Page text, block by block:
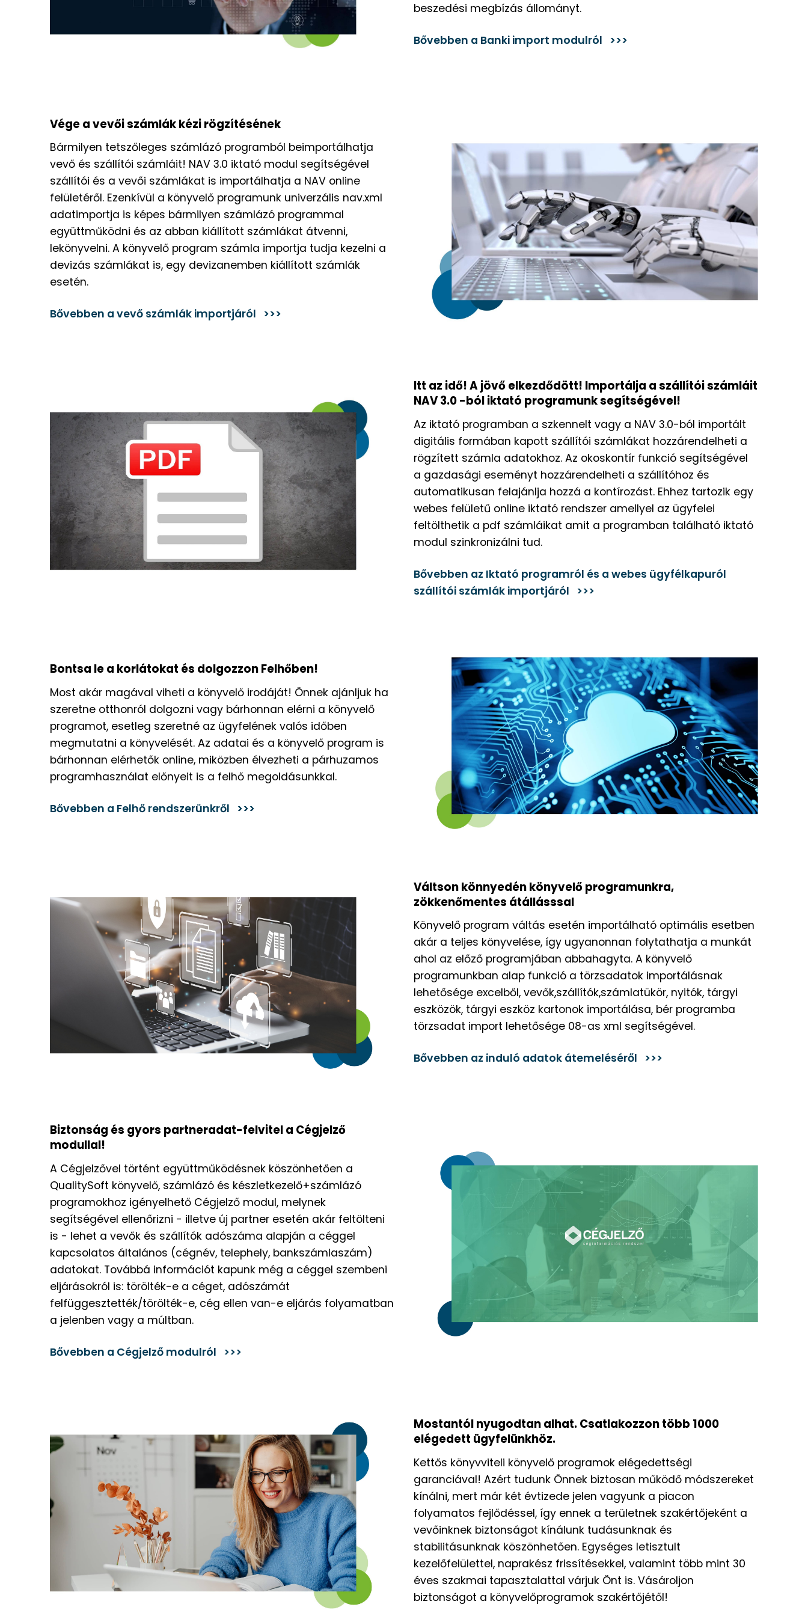
beszedési megbízás állományt.
Bővebben a Banki import modulról >>>
Vége a vevői számlák kézi rögzítésének
Bármilyen tetszőleges számlázó programból beimportálhatja
vevő és szállítói számláit! NAV 3.0 iktató modul segítségével
szállítói és a vevői számlákat is importálhatja a NAV online
felületéről. Ezenkívül a könyvelő programunk univerzális nav.xml
adatimportja is képes bármilyen számlázó programmal
együttműködni és az abban kiállított számlákat átvenni,
lekönyvelni. A könyvelő program számla importja tudja kezelni a
devizás számlákat is, egy devizanemben kiállított számlák
esetén.
Bővebben a vevő számlák importjáról >>>
Itt az idő! A jövő elkezdődött! Importálja a szállítói számláit
NAV 3.0 -ból iktató programunk segítségével!
Az iktató programban a szkennelt vagy a NAV 3.0-ból importált
digitális formában kapott szállítói számlákat hozzárendelheti a
rögzített számla adatokhoz. Az okoskontír funkció segítségével
a gazdasági eseményt hozzárendelheti a szállítóhoz és
automatikusan felajánlja hozzá a kontírozást. Ehhez tartozik egy
webes felületű online iktató rendszer amellyel az ügyfelei
feltölthetik a pdf számláikat amit a programban található iktató
modul szinkronizálni tud.
Bővebben az Iktató programról és a webes ügyfélkapuról
szállítói számlák importjáról >>>
Bontsa le a korlátokat és dolgozzon Felhőben!
Most akár magával viheti a könyvelő irodáját! Önnek ajánljuk ha
szeretne otthonról dolgozni vagy bárhonnan elérni a könyvelő
programot, esetleg szeretné az ügyfelének valós időben
megmutatni a könyvelését. Az adatai és a könyvelő program is
bárhonnan elérhetők online, miközben élvezheti a párhuzamos
programhasználat előnyeit is a felhő megoldásunkkal.
Bővebben a Felhő rendszerünkről >>>
Váltson könnyedén könyvelő programunkra,
zökkenőmentes átállásssal
Könyvelő program váltás esetén importálható optimális esetben
akár a teljes könyvelése, így ugyanonnan folytathatja a munkát
ahol az előző programjában abbahagyta. A könyvelő
programunkban alap funkció a törzsadatok importálásnak
lehetősége excelből, vevők,szállítók,számlatükör, nyitók, tárgyi
eszközök, tárgyi eszköz kartonok importálása, bér programba
törzsadat import lehetősége 08-as xml segítségével.
Bővebben az induló adatok átemeléséről >>>
Biztonság és gyors partneradat-felvitel a Cégjelző
modullal!
A Cégjelzővel történt együttműködésnek köszönhetően a
QualitySoft könyvelő, számlázó és készletkezelő+számlázó
programokhoz igényelhető Cégjelző modul, melynek
segítségével ellenőrizni - illetve új partner esetén akár feltölteni
is - lehet a vevők és szállítók adószáma alapján a céggel
kapcsolatos általános (cégnév, telephely, bankszámlaszám)
adatokat. Továbbá információt kapunk még a céggel szembeni
eljárásokról is: törölték-e a céget, adószámát
felfüggesztették/törölték-e, cég ellen van-e eljárás folyamatban
a jelenben vagy a múltban.
Bővebben a Cégjelző modulról >>>
Mostantól nyugodtan alhat. Csatlakozzon több 1000
elégedett ügyfelünkhöz.
Kettős könyvviteli könyvelő programok elégedettségi
garanciával! Azért tudunk Önnek biztosan működő módszereket
kínálni, mert már két évtizede jelen vagyunk a piacon
folyamatos fejlődéssel, így ennek a területnek szakértőjeként a
vevőinknek biztonságot kínálunk tudásunknak és
stabilitásunknak köszönhetően. Egységes letisztult
kezelőfelülettel, naprakész frissítésekkel, valamint több mint 30
éves szakmai tapasztalattal várjuk Önt is. Vásároljon
biztonságot a könyvelőprogramok szakértőjétől!